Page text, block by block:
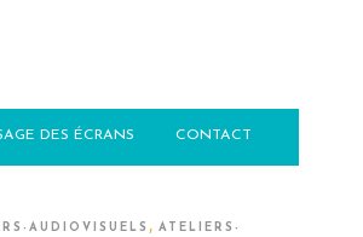
DES ÉCRANS CONTACT
AUDIOVISUELS , ATELIERS-